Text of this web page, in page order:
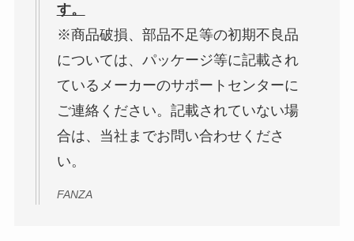
す。
※商品破損、部品不足等の初期不良品
については、パッケージ等に記載され
ているメーカーのサポートセンターに
ご連絡ください。記載されていない場
合は、当社までお問い合わせくださ
い。
FANZA